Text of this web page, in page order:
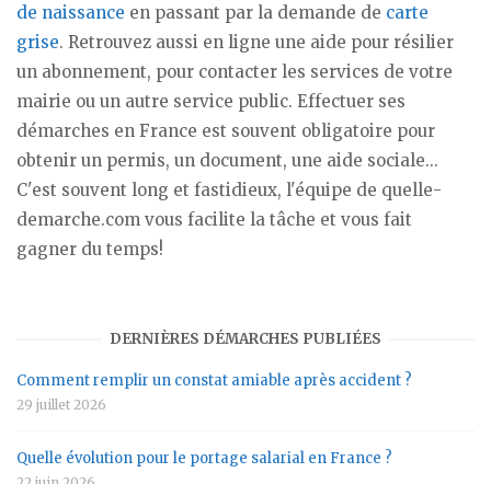
de naissance en passant par la demande de carte
grise. Retrouvez aussi en ligne une aide pour résilier
un abonnement, pour contacter les services de votre
mairie ou un autre service public. Effectuer ses
démarches en France est souvent obligatoire pour
obtenir un permis, un document, une aide sociale...
C'est souvent long et fastidieux, l'équipe de quelle-
demarche.com vous facilite la tâche et vous fait
gagner du temps!
DERNIÈRES DÉMARCHES PUBLIÉES
Comment remplir un constat amiable après accident ?
29 juillet 2026
Quelle évolution pour le portage salarial en France ?